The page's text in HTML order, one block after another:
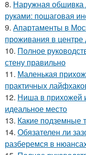
8. Наружная
руками: пошаговая
9. Апартаменты в
проживания в центре
10. Полное
стену правильно
11. Маленькая
практичных
12. Ниша в прихожей
идеальное место
13. Какие подземные
14. Обязателен ли
разберемся в